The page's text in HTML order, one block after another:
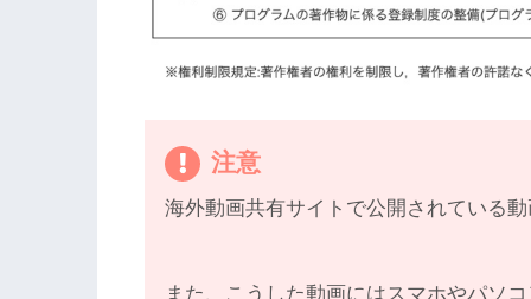
注意
海外動画共有サイトで公開されている
また、こうした動画にはスマホやパソ